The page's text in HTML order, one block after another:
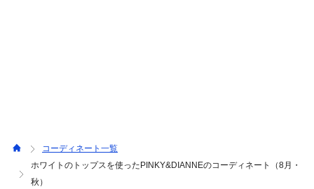
コーディネート一覧
ホワイトのトップスを使ったPINKY&DIANNEのコーディネート（8月・
秋）